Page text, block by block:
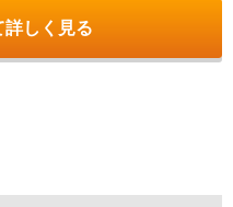
詳しく見る